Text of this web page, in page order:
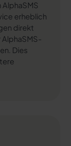
erheblich
direkt
Dies